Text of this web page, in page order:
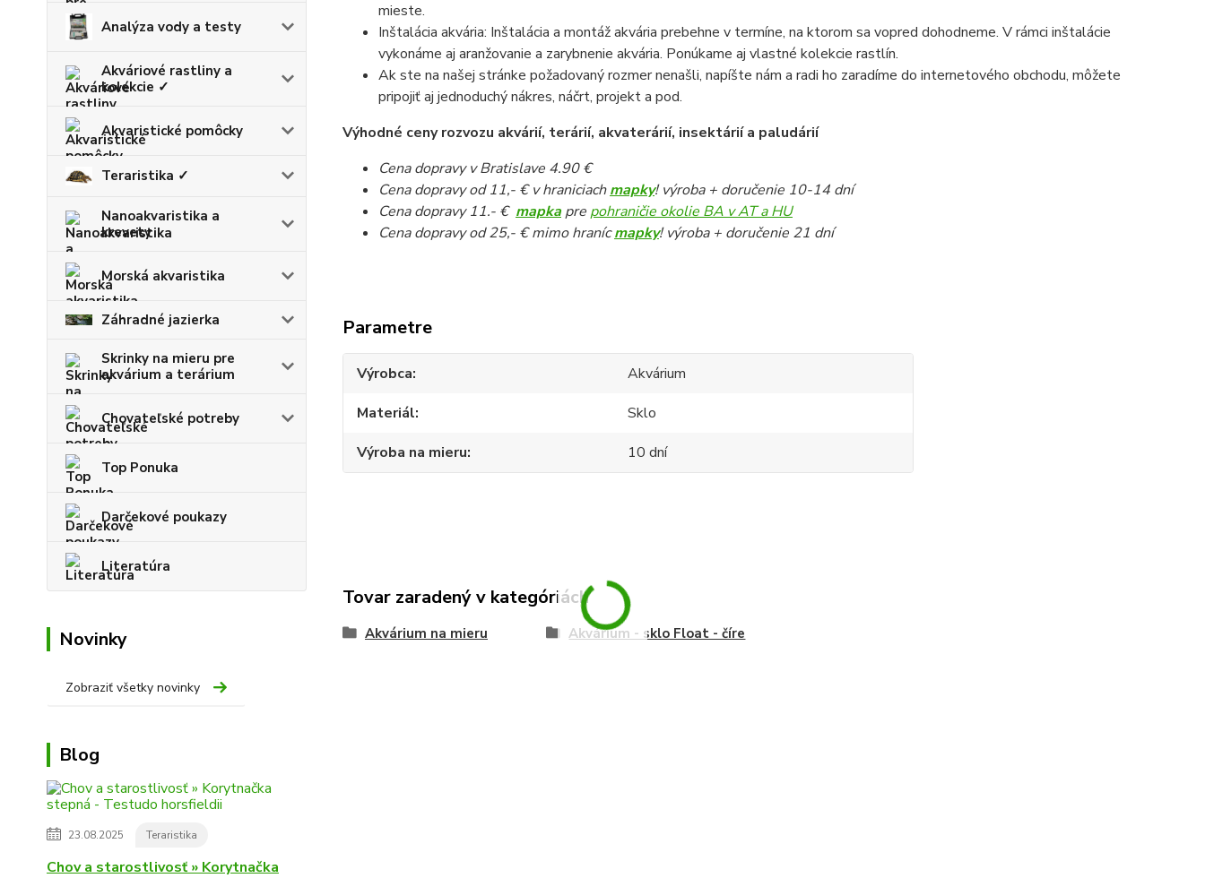
Analýza vody a testy
Akváriové rastliny a
kolekcie ✓
Akvaristické pomôcky
Teraristika ✓
Nanoakvaristika a
krevety
Morská akvaristika
Záhradné jazierka
Skrinky na mieru pre
akvárium a terárium
Chovateľské potreby
Top Ponuka
Darčekové poukazy
Literatúra
Novinky
Zobraziť všetky novinky
Blog
23.08.2025 Teraristika
Chov a starostlivosť » Korytnačka
mieste.
Inštalácia akvária: Inštalácia a montáž akvária prebehne v termíne, na ktorom sa vopred dohodneme. V rámci inštalácie
vykonáme aj aranžovanie a zarybnenie akvária. Ponúkame aj vlastné kolekcie rastlín.
Ak ste na našej stránke požadovaný rozmer nenašli, napíšte nám a radi ho zaradíme do internetového obchodu, môžete
pripojiť aj jednoduchý nákres, náčrt, projekt a pod.
Výhodné ceny rozvozu akvárií, terárií, akvaterárií, insektárií a paludárií
Cena dopravy v Bratislave 4.90 €
Cena dopravy od 11,- € v hraniciachmapky! výroba + doručenie 10-14 dní
Cena dopravy 11.- € mapkapre pohraničie okolie BA v AT a HU
Cena dopravy od 25,- € mimo hranícmapky! výroba + doručenie 21 dní
Parametre
Výrobca
Akvárium
Materiál
Sklo
Výroba na mieru
10 dní
Tovar zaradený v kategóriách
Akvárium na mieru Akvárium - sklo Float - číre